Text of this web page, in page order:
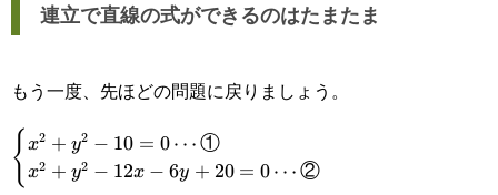
連立で直線の式ができるのはたまたま
もう一度、先ほどの問題に戻りましょう。
\begin{cases}\displaystyle x^2+y^2-
10=0\cdots\text{①}\\x^2+y^2-
{ x2 + y2 − 10 = 0⋯①
x2 + y2 − 12x − 6y + 20 = 0⋯②